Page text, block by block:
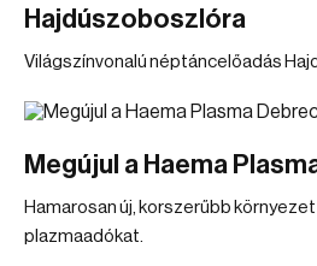
Hajdúszoboszlóra
Világszínvonalú néptáncelőadás
Megújul a Haema
Hamarosan új, korszerűbb
plazmaadókat.